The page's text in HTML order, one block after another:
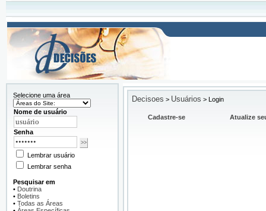
Selecione uma área
Nome de usuário
Senha
Lembrar usuário
Lembrar senha
Pesquisar em
• Doutrina
• Boletins
• Todas as Áreas
Decisoes > Usuários > Login
Cadastre-se Atualize